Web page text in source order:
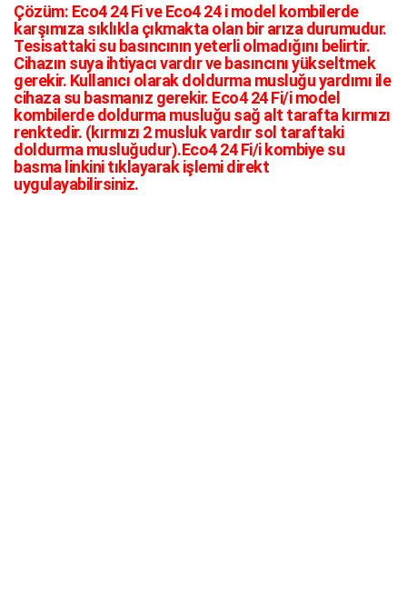
Çözüm: Eco4 24 Fi ve Eco4 24 i model kombilerde
karşımıza sıklıkla çıkmakta olan bir arıza durumudur.
Tesisattaki su basıncının yeterli olmadığını belirtir.
Cihazın suya ihtiyacı vardır ve basıncını yükseltmek
gerekir. Kullanıcı olarak doldurma musluğu yardımı ile
cihaza su basmanız gerekir. Eco4 24 Fi/i model
kombilerde doldurma musluğu sağ alt tarafta kırmızı
renktedir. (kırmızı 2 musluk vardır sol taraftaki
doldurma musluğudur).Eco4 24 Fi/i kombiye su
basma linkini tıklayarak işlemi direkt
uygulayabilirsiniz.